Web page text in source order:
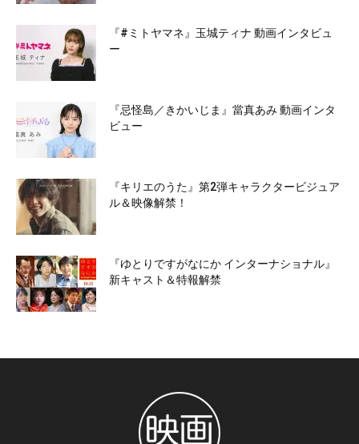
『#ミトヤマネ』玉城ティナ 動画インタビュ
ー
『忌怪島／きかいじま』當真あみ 動画インタ
ビュー
『キリエのうた』第2弾キャラクタービジュア
ル＆映像解禁！
『ゆとりですがなにか インターナショナル』
新キャスト＆特報解禁